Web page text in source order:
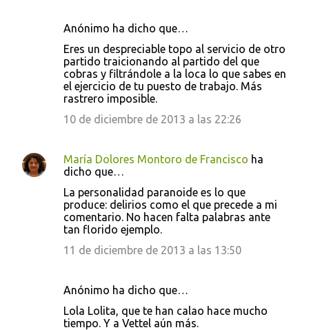
Anónimo ha dicho que…
Eres un despreciable topo al servicio de otro
partido traicionando al partido del que
cobras y filtrándole a la loca lo que sabes en
el ejercicio de tu puesto de trabajo. Más
rastrero imposible.
10 de diciembre de 2013 a las 22:26
María Dolores Montoro de Francisco ha
dicho que…
La personalidad paranoide es lo que
produce: delirios como el que precede a mi
comentario. No hacen falta palabras ante
tan florido ejemplo.
11 de diciembre de 2013 a las 13:50
Anónimo ha dicho que…
Lola Lolita, que te han calao hace mucho
tiempo. Y a Vettel aún más.